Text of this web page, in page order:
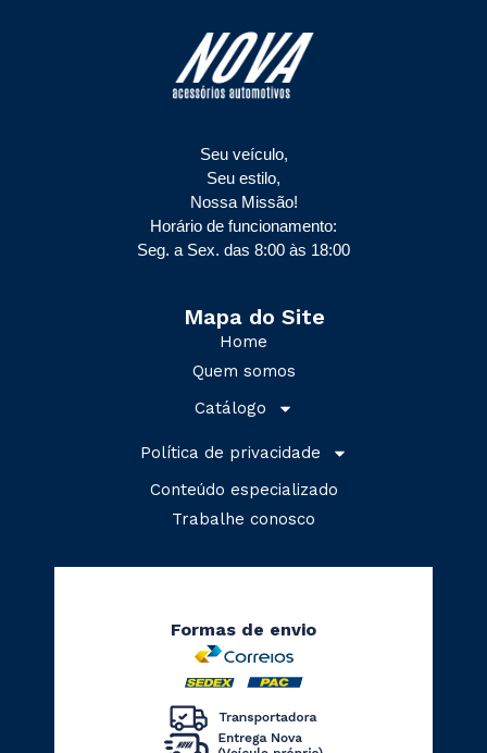
Seu veículo,
Seu estilo,
Nossa Missão!
Horário de funcionamento:
Seg. a Sex. das 8:00 às 18:00
Mapa do Site
Home
Quem somos
Catálogo
Política de privacidade
Conteúdo especializado
Trabalhe conosco
Formas de envio